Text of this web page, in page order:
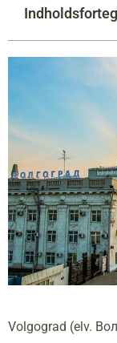
Volgograd (elv.